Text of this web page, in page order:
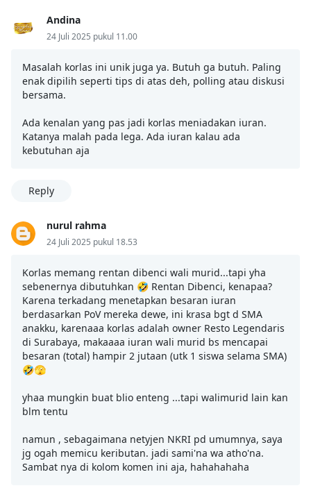
Andina
24 Juli 2025 pukul 11.00
Masalah korlas ini unik juga ya. Butuh ga butuh. Paling
enak dipilih seperti tips di atas deh, polling atau diskusi
bersama.
Ada kenalan yang pas jadi korlas meniadakan iuran.
Katanya malah pada lega. Ada iuran kalau ada
kebutuhan aja
Reply
nurul rahma
24 Juli 2025 pukul 18.53
Korlas memang rentan dibenci wali murid...tapi yha
sebenernya dibutuhkan 🤣 Rentan Dibenci, kenapaa?
Karena terkadang menetapkan besaran iuran
berdasarkan PoV mereka dewe, ini krasa bgt d SMA
anakku, karenaaa korlas adalah owner Resto Legendaris
di Surabaya, makaaaa iuran wali murid bs mencapai
besaran (total) hampir 2 jutaan (utk 1 siswa selama SMA)
🤣🫣
yhaa mungkin buat blio enteng ...tapi walimurid lain kan
blm tentu
namun , sebagaimana netyjen NKRI pd umumnya, saya
jg ogah memicu keributan. jadi sami'na wa atho'na.
Sambat nya di kolom komen ini aja, hahahahaha